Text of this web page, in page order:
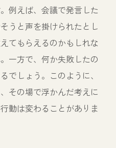
例えば、会議で発言した
うと声を掛けられたとし
てもらえるのかもしれな
一方で、何か失敗したの
でしょう。このように、
その場で浮かんだ考えに
動は変わることがありま